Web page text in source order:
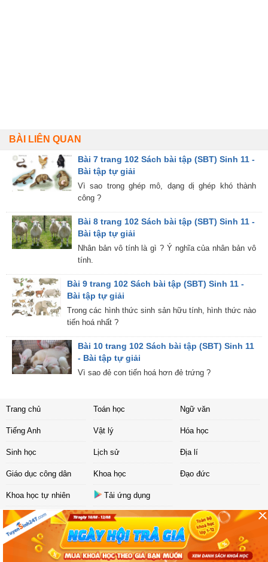
BÀI LIÊN QUAN
Bài 7 trang 102 Sách bài tập (SBT) Sinh 11 -
Bài tập tự giải
Vì sao trong ghép mô, dạng dị ghép khó thành
công ?
Bài 8 trang 102 Sách bài tập (SBT) Sinh 11 -
Bài tập tự giải
Nhân bản vô tính là gì ? Ý nghĩa của nhân bản vô
tính.
Bài 9 trang 102 Sách bài tập (SBT) Sinh 11 -
Bài tập tự giải
Trong các hình thức sinh sản hữu tính, hình thức nào
tiến hoá nhất ?
Bài 10 trang 102 Sách bài tập (SBT) Sinh 11
- Bài tập tự giải
Vì sao đẻ con tiến hoá hơn đẻ trứng ?
Trang chủ Toán học Ngữ văn
Tiếng Anh Vật lý Hóa học
Sinh học Lịch sử Địa lí
Giáo dục công dân Khoa học Đạo đức
Khoa học tự nhiên Tải ứng dụng
Liên hệ
Copyright ©2017 Sachbaitap.com